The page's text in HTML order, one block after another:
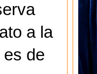
a la
de